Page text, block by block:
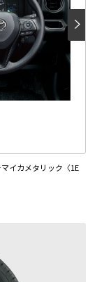
イカメタリック〈1E